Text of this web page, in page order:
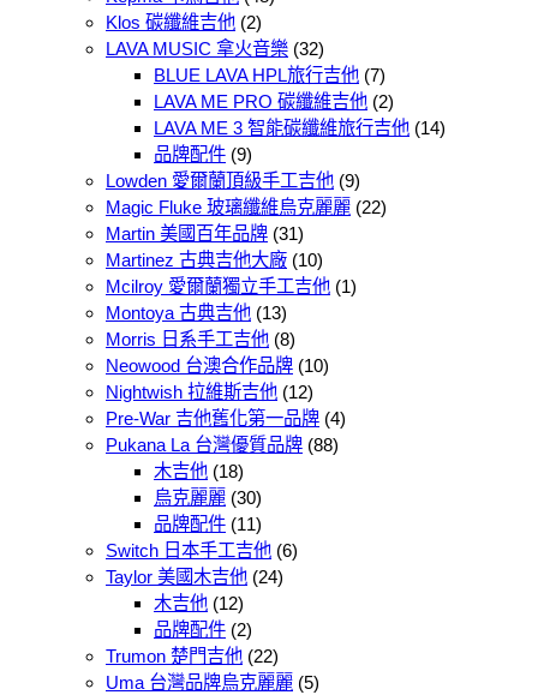
Klos 碳纖維吉他 (2)
LAVA MUSIC 拿火音樂 (32)
BLUE LAVA HPL旅行吉他 (7)
LAVA ME PRO 碳纖維吉他 (2)
LAVA ME 3 智能碳纖維旅行吉他 (14)
品牌配件 (9)
Lowden 愛爾蘭頂級手工吉他 (9)
Magic Fluke 玻璃纖維烏克麗麗 (22)
Martin 美國百年品牌 (31)
Martinez 古典吉他大廠 (10)
Mcilroy 愛爾蘭獨立手工吉他 (1)
Montoya 古典吉他 (13)
Morris 日系手工吉他 (8)
Neowood 台澳合作品牌 (10)
Nightwish 拉維斯吉他 (12)
Pre-War 吉他舊化第一品牌 (4)
Pukana La 台灣優質品牌 (88)
木吉他 (18)
烏克麗麗 (30)
品牌配件 (11)
Switch 日本手工吉他 (6)
Taylor 美國木吉他 (24)
木吉他 (12)
品牌配件 (2)
Trumon 楚門吉他 (22)
Uma 台灣品牌烏克麗麗 (5)